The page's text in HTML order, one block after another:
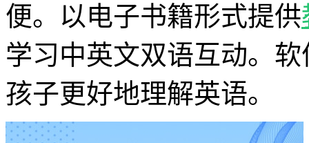
便。以电子书籍形式提供
学习中英文双语互动。
孩子更好地理解英语。